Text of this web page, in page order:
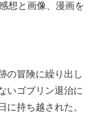
想と画像、漫画を
の冒険に繰り出し
いゴブリン退治に
に持ち越された。